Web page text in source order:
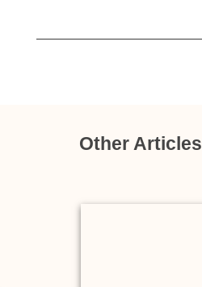
Other Articles